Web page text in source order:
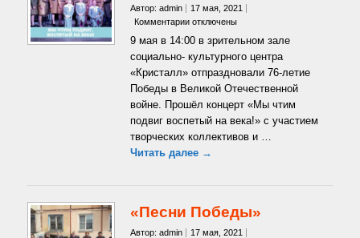
Автор: admin
17 мая, 2021
Комментариик
записи
чтим
подвиг
воспетый
на
века!»
отключены
9 мая в 14:00 в зрительном зале
социально- культурного центра
«Кристалл» отпраздновали 76-летие
Победы в Великой Отечественной
войне. Прошёл концерт «Мы чтим
подвиг воспетый на века!» с участием
творческих коллективов и …
Читать далее →
«Песни Победы»
Автор: admin
17 мая, 2021